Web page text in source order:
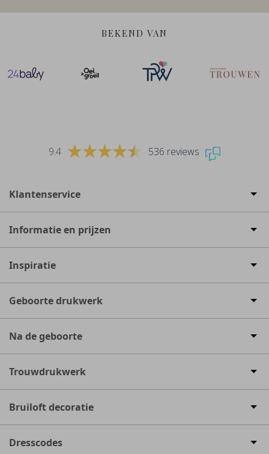
BEKEND VAN
9.4 536 reviews
Klantenservice
Informatie en prijzen
Inspiratie
Geboorte drukwerk
Na de geboorte
Trouwdrukwerk
Bruiloft decoratie
Dresscodes